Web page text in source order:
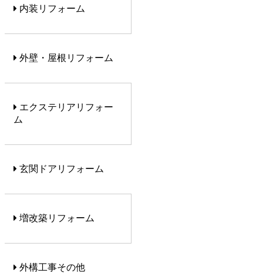
内装リフォーム
外壁・屋根リフォーム
エクステリアリフォー
ム
玄関ドアリフォーム
増改築リフォーム
外構工事その他